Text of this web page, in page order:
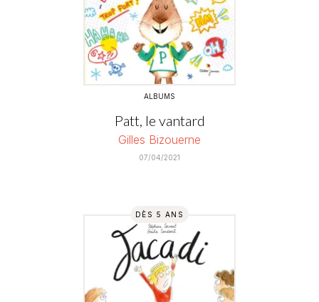
ALBUMS
Patt, le vantard
Gilles Bizouerne
07/04/2021
DÈS 5 ANS